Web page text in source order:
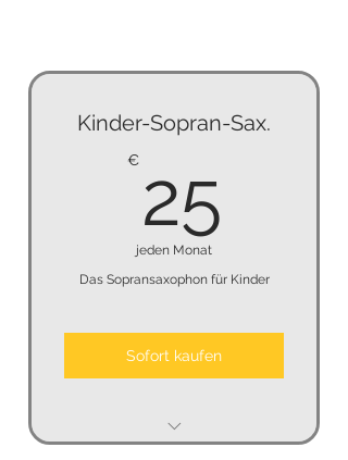
Kinder-Sopran-Sax.
€ 25
jeden Monat
Das Sopransaxophon für Kinder
Sofort kaufen